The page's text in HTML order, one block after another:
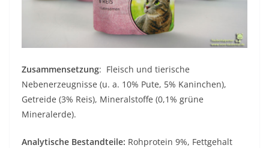
Zusammensetzung: Fleisch und tierische
Nebenerzeugnisse (u. a. 10% Pute, 5% Kaninchen),
Getreide (3% Reis), Mineralstoffe (0,1% grüne
Mineralerde).
Analytische Bestandteile: Rohprotein 9%, Fettgehalt